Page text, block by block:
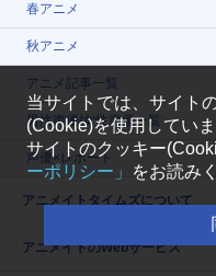
春アニメ
秋アニメ
アニメ記事一覧
男性声優/女性声優一覧
声優×レポート
アニメイトタイムズについて
アニメイトのWebサービス
当サイトでは、サイト
(Cookie)を使用していま
サイトのクッキー
ーポリシー」
をお読み